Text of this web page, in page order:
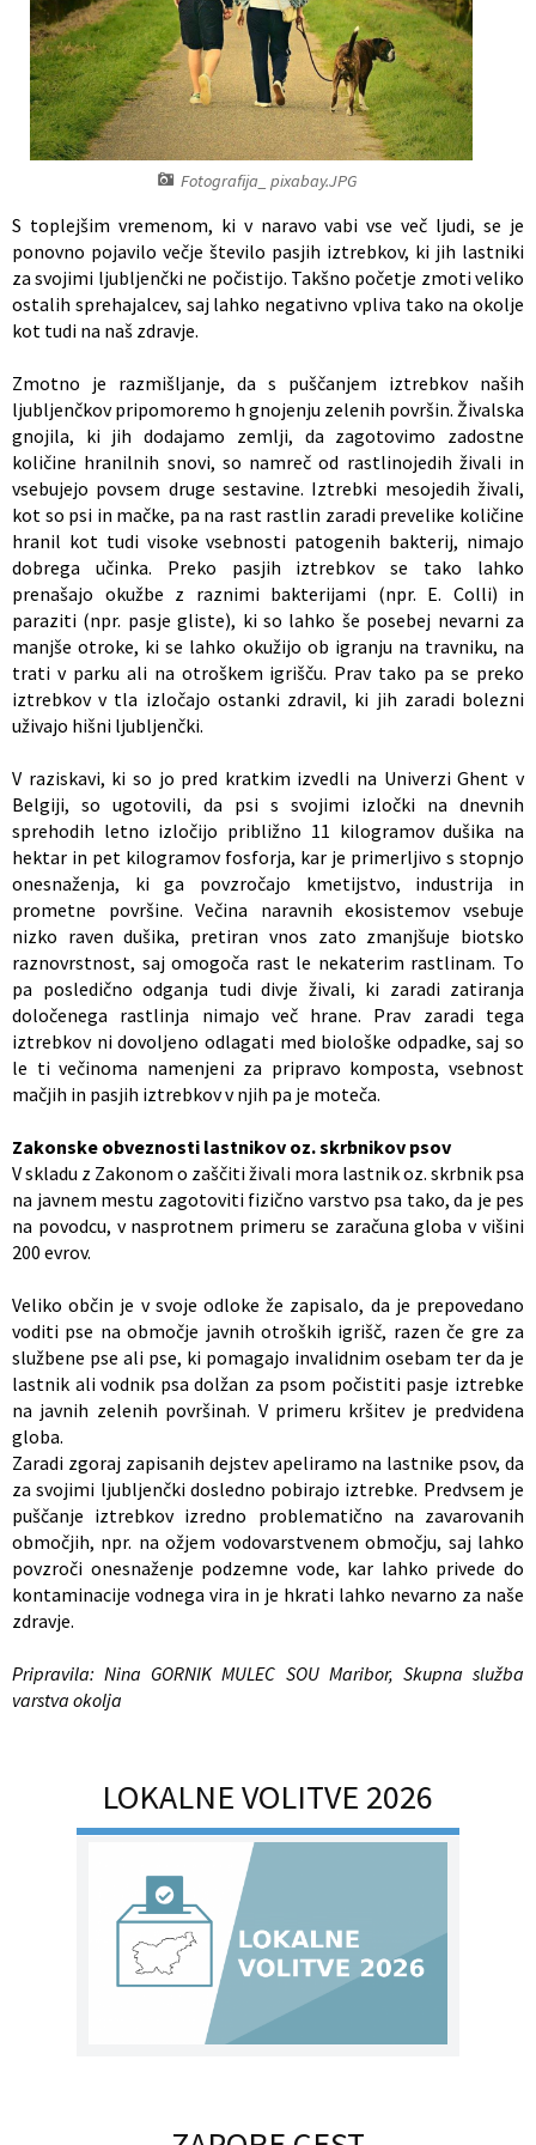
Fotografija_ pixabay.JPG
S toplejšim vremenom, ki v naravo vabi vse več ljudi, se je
ponovno pojavilo večje število pasjih iztrebkov, ki jih lastniki
za svojimi ljubljenčki ne počistijo. Takšno početje zmoti veliko
ostalih sprehajalcev, saj lahko negativno vpliva tako na okolje
kot tudi na naš zdravje.
Zmotno je razmišljanje, da s puščanjem iztrebkov naših
ljubljenčkov pripomoremo h gnojenju zelenih površin. Živalska
gnojila, ki jih dodajamo zemlji, da zagotovimo zadostne
količine hranilnih snovi, so namreč od rastlinojedih živali in
vsebujejo povsem druge sestavine. Iztrebki mesojedih živali,
kot so psi in mačke, pa na rast rastlin zaradi prevelike količine
hranil kot tudi visoke vsebnosti patogenih bakterij, nimajo
dobrega učinka. Preko pasjih iztrebkov se tako lahko
prenašajo okužbe z raznimi bakterijami (npr. E. Colli) in
paraziti (npr. pasje gliste), ki so lahko še posebej nevarni za
manjše otroke, ki se lahko okužijo ob igranju na travniku, na
trati v parku ali na otroškem igrišču. Prav tako pa se preko
iztrebkov v tla izločajo ostanki zdravil, ki jih zaradi bolezni
uživajo hišni ljubljenčki.
V raziskavi, ki so jo pred kratkim izvedli na Univerzi Ghent v
Belgiji, so ugotovili, da psi s svojimi izločki na dnevnih
sprehodih letno izločijo približno 11 kilogramov dušika na
hektar in pet kilogramov fosforja, kar je primerljivo s stopnjo
onesnaženja, ki ga povzročajo kmetijstvo, industrija in
prometne površine. Večina naravnih ekosistemov vsebuje
nizko raven dušika, pretiran vnos zato zmanjšuje biotsko
raznovrstnost, saj omogoča rast le nekaterim rastlinam. To
pa posledično odganja tudi divje živali, ki zaradi zatiranja
določenega rastlinja nimajo več hrane. Prav zaradi tega
iztrebkov ni dovoljeno odlagati med biološke odpadke, saj so
le ti večinoma namenjeni za pripravo komposta, vsebnost
mačjih in pasjih iztrebkov v njih pa je moteča.
Zakonske obveznosti lastnikov oz. skrbnikov psov
V skladu z Zakonom o zaščiti živali mora lastnik oz. skrbnik psa
na javnem mestu zagotoviti fizično varstvo psa tako, da je pes
na povodcu, v nasprotnem primeru se zaračuna globa v višini
200 evrov.
Veliko občin je v svoje odloke že zapisalo, da je prepovedano
voditi pse na območje javnih otroških igrišč, razen če gre za
službene pse ali pse, ki pomagajo invalidnim osebam ter da je
lastnik ali vodnik psa dolžan za psom počistiti pasje iztrebke
na javnih zelenih površinah. V primeru kršitev je predvidena
globa.
Zaradi zgoraj zapisanih dejstev apeliramo na lastnike psov, da
za svojimi ljubljenčki dosledno pobirajo iztrebke. Predvsem je
puščanje iztrebkov izredno problematično na zavarovanih
območjih, npr. na ožjem vodovarstvenem območju, saj lahko
povzroči onesnaženje podzemne vode, kar lahko privede do
kontaminacije vodnega vira in je hkrati lahko nevarno za naše
zdravje.
Pripravila: Nina GORNIK MULEC SOU Maribor, Skupna služba
varstva okolja
LOKALNE VOLITVE 2026
Občinski nagrajenci
Vaške skupnosti
Uradne ure
Proračun občine
Lokalne volitve
Prostorski akti občine